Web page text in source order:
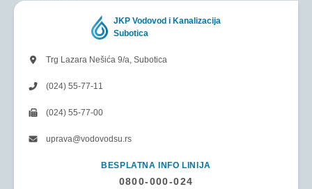
JKP Vodovod i Kanalizacija
Subotica
Trg Lazara Nešića 9/a, Subotica
(024) 55-77-11
(024) 55-77-00
uprava@vodovodsu.rs
BESPLATNA INFO LINIJA
0800-000-024